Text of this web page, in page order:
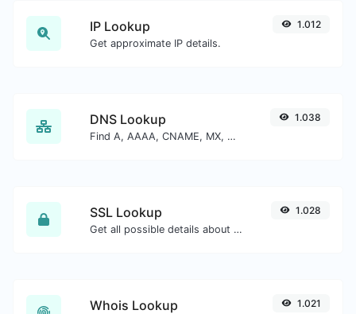
IP Lookup
Get approximate IP details.
1.012
DNS Lookup
Find A, AAAA, CNAME, MX, NS, TXT, SOA DNS records of a host.
1.038
SSL Lookup
Get all possible details about an SSL certificate.
1.028
Whois Lookup 1.021